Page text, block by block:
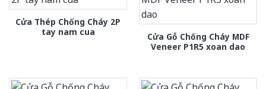
Cửa Thép Chống Cháy 2P
tay nam cua
Cửa Gỗ Chống Cháy MDF
Veneer P1R5 xoan dao